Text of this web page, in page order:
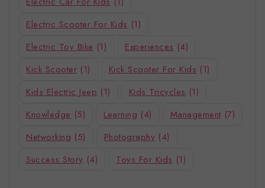
Electric Scooter For Kids (1)
Electric Toy Bike (1) Experiences (4)
Kick Scooter (1) Kick Scooter For Kids (1)
Kids Electric Jeep (1) Kids Tricycles (1)
Knowledge (5) Learning (4) Management (7)
Networking (5) Photography (4)
Success Story (4) Toys For Kids (1)